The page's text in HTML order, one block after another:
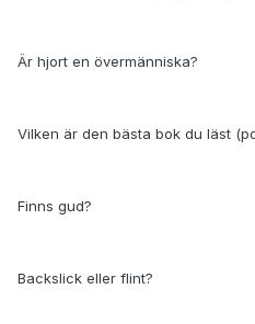
Är hjort en övermänniska?
Vilken är den bästa bok du läst
Finns gud?
Backslick eller flint?